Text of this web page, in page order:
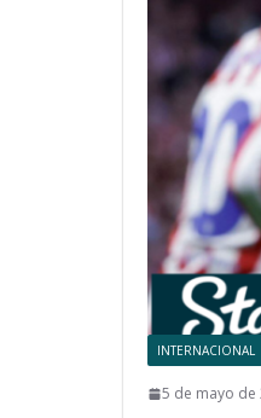
INTERNACIONAL
5 de mayo de